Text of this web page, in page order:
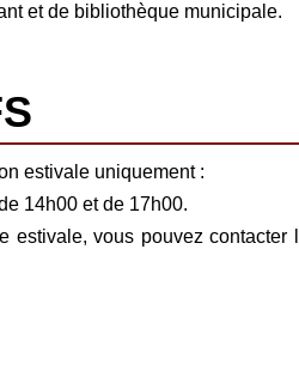
et de bibliothèque municipale.
estivale uniquement :
14h00 et de 17h00.
vous pouvez contacter